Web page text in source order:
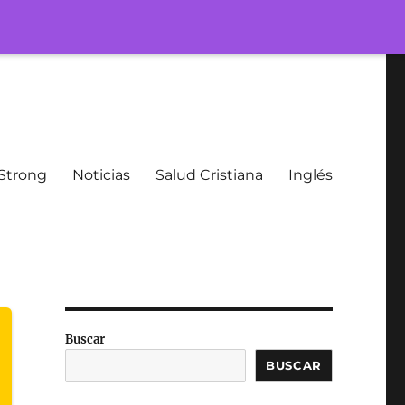
Noticias Salud Cristiana Inglés
Buscar
BUSCAR